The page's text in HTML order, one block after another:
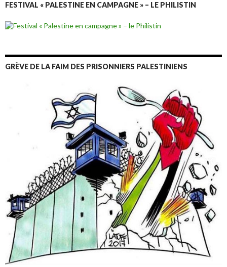
FESTIVAL « PALESTINE EN CAMPAGNE » – LE PHILISTIN
GRÈVE DE LA FAIM DES PRISONNIERS PALESTINIENS